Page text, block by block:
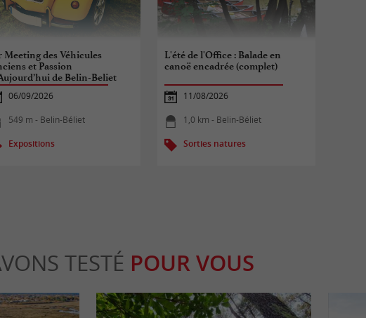
Meeting des Véhicules
et Passion
de Belin-Beliet
06/09/2026
549 m - Belin-Béliet
Expositions
L'été de l'Office : Balade en
canoë encadrée (complet)
11/08/2026
1,0 km - Belin-Béliet
Sorties natures
TESTÉ POUR VOUS